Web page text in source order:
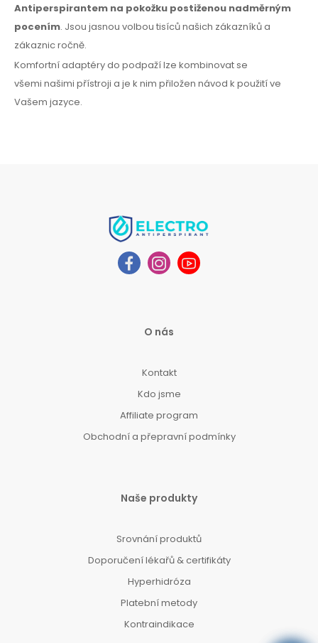
Antiperspirantem na pokožku postiženou nadměrným
pocením. Jsou jasnou volbou tisíců našich zákazníkůa
zákaznicročně.
Komfortní adaptérydo podpažílze kombinovatse
všemi našimi přístroji a je k nim přiložen návod k použitíve
Vašem jazyce.
O nás
Kontakt
Kdo jsme
Affiliate program
Obchodní a přepravní podmínky
Naše produkty
Srovnání produktů
Doporučení lékařů & certifikáty
Hyperhidróza
Platební metody
Kontraindikace